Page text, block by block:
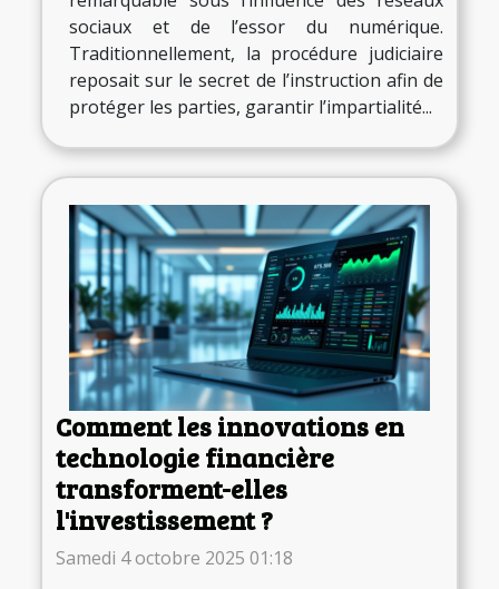
sociaux et de l’essor du numérique.
Traditionnellement, la procédure judiciaire
reposait sur le secret de l’instruction afin de
protéger les parties, garantir l’impartialité...
Comment les innovations en
technologie financière
transforment-elles
l'investissement ?
Samedi 4 octobre 2025 01:18